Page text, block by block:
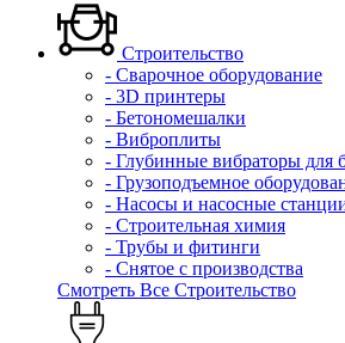
Строительство
- Сварочное оборудование
- 3D принтеры
- Бетономешалки
- Виброплиты
- Глубинные вибраторы для
- Грузоподъемное
- Насосы и насосные
- Строительная химия
- Трубы и фитинги
- Снятое с производства
Смотреть Все Строительство